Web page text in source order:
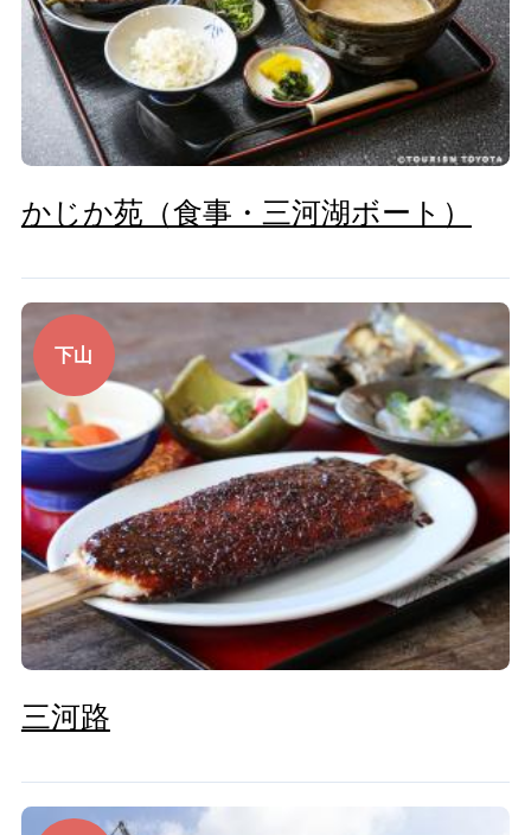
かじか苑（食事・三河湖ボート）
下山
三河路